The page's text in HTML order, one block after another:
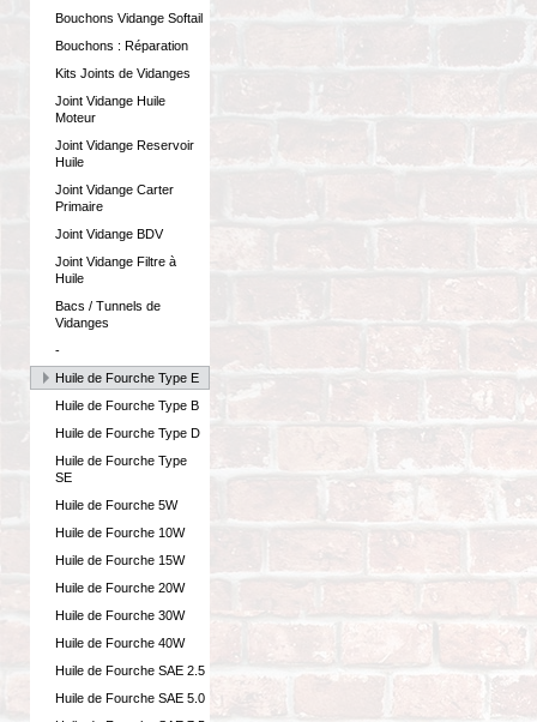
Bouchons Vidange Softail
Bouchons : Réparation
Kits Joints de Vidanges
Joint Vidange Huile
Moteur
Joint Vidange Reservoir
Huile
Joint Vidange Carter
Primaire
Joint Vidange BDV
Joint Vidange Filtre à
Huile
Bacs / Tunnels de
Vidanges
-
Huile de Fourche Type E
Huile de Fourche Type B
Huile de Fourche Type D
Huile de Fourche Type
SE
Huile de Fourche 5W
Huile de Fourche 10W
Huile de Fourche 15W
Huile de Fourche 20W
Huile de Fourche 30W
Huile de Fourche 40W
Huile de Fourche SAE 2.5
Huile de Fourche SAE 5.0